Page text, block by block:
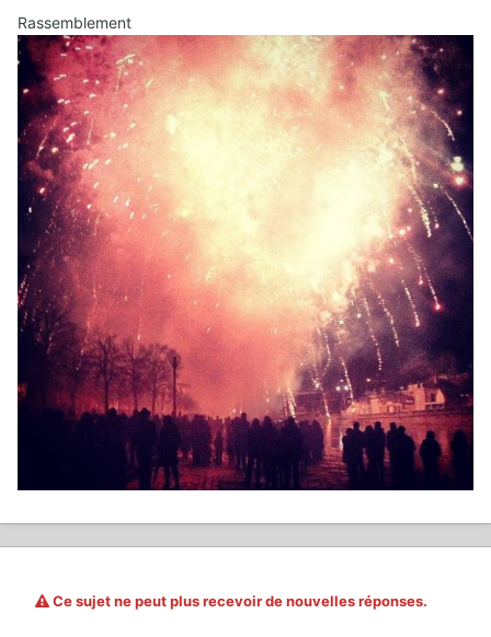
Rassemblement
Ce sujet ne peut plus recevoir de nouvelles réponses.